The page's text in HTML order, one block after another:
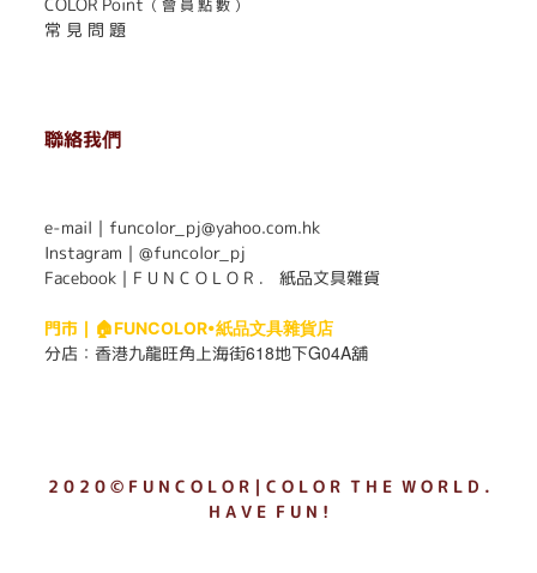
（ 會 員 點 數 ）
常 見 問 題
聯絡我們
e-mail｜funcolor_pj@yahoo.com.hk
Instagram｜ @funcolor_pj
Facebook｜ F U N C O L O R ． 紙品文具雜貨
門市｜ 🏠FUNCOLOR•紙品文具雜貨店
分店： 香港九龍旺角上海街618地下G04A舖
2 0 2 0 © F U N C O L O R｜C O L O R T H E W O R L D .
H A V E F U N !